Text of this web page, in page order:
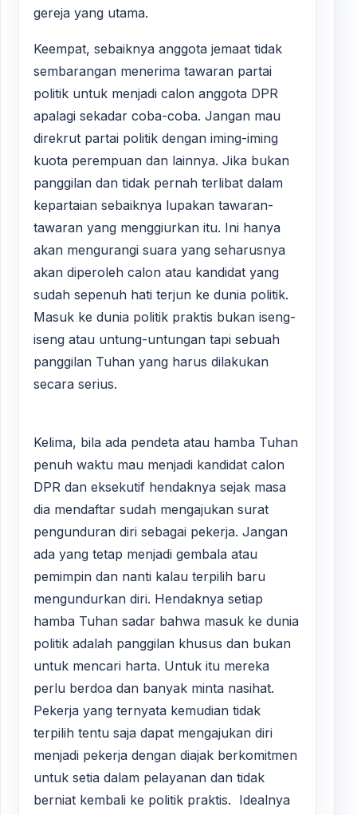
gereja yang utama.
Keempat, sebaiknya anggota jemaat tidak
sembarangan menerima tawaran partai
politik untuk menjadi calon anggota DPR
apalagi sekadar coba-coba. Jangan mau
direkrut partai politik dengan iming-iming
kuota perempuan dan lainnya. Jika bukan
panggilan dan tidak pernah terlibat dalam
kepartaian sebaiknya lupakan tawaran-
tawaran yang menggiurkan itu. Ini hanya
akan mengurangi suara yang seharusnya
akan diperoleh calon atau kandidat yang
sudah sepenuh hati terjun ke dunia politik.
Masuk ke dunia politik praktis bukan iseng-
iseng atau untung-untungan tapi sebuah
panggilan Tuhan yang harus dilakukan
secara serius.
Kelima, bila ada pendeta atau hamba Tuhan
penuh waktu mau menjadi kandidat calon
DPR dan eksekutif hendaknya sejak masa
dia mendaftar sudah mengajukan surat
pengunduran diri sebagai pekerja. Jangan
ada yang tetap menjadi gembala atau
pemimpin dan nanti kalau terpilih baru
mengundurkan diri. Hendaknya setiap
hamba Tuhan sadar bahwa masuk ke dunia
politik adalah panggilan khusus dan bukan
untuk mencari harta. Untuk itu mereka
perlu berdoa dan banyak minta nasihat.
Pekerja yang ternyata kemudian tidak
terpilih tentu saja dapat mengajukan diri
menjadi pekerja dengan diajak berkomitmen
untuk setia dalam pelayanan dan tidak
berniat kembali ke politik praktis. Idealnya